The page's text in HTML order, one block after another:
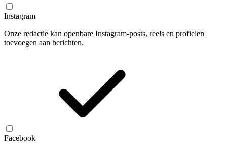
Instagram
Onze redactie kan openbare Instagram-posts, reels en profielen
toevoegen aan berichten.
Facebook